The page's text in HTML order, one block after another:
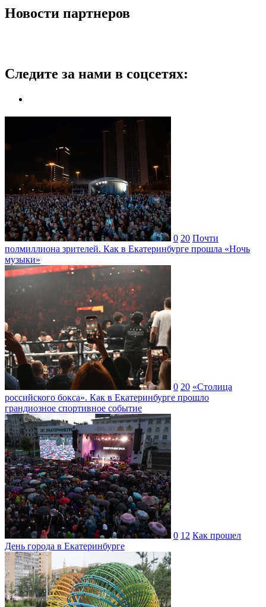
Новости партнеров
Следите за нами в соцсетях:
0 20 Почти
полмиллиона зрителей. Как в Екатеринбурге прошла «Ночь
музыки»
0 20 «Столица
российского бокса». Как в Екатеринбурге прошло
грандиозное спортивное событие
0 12 Как прошел
День города в Екатеринбурге